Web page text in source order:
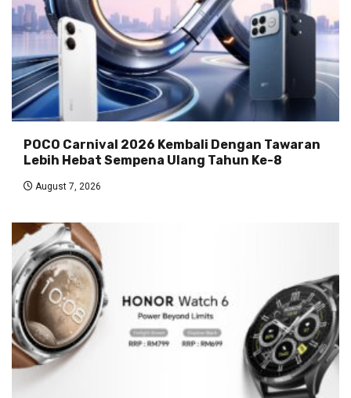
POCO Carnival 2026 Kembali Dengan Tawaran
Lebih Hebat Sempena Ulang Tahun Ke-8
August 7, 2026